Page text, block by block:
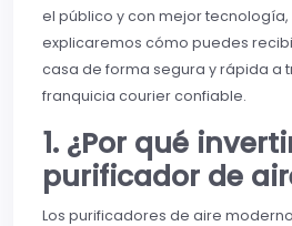
el público y con mejor
explicaremos cómo puedes
casa de forma segura y rápida a
franquicia courier confiable.
1. ¿Por qué
purificador de
Los purificadores de aire